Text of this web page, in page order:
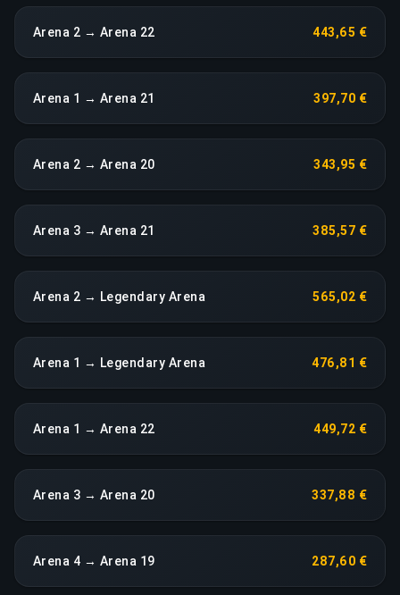
Arena 2 → Arena 22 443,65 €
Arena 1 → Arena 21 397,70 €
Arena 2 → Arena 20 343,95 €
Arena 3 → Arena 21 385,57 €
Arena 2 → Legendary Arena 565,02 €
Arena 1 → Legendary Arena 476,81 €
Arena 1 → Arena 22 449,72 €
Arena 3 → Arena 20 337,88 €
Arena 4 → Arena 19 287,60 €